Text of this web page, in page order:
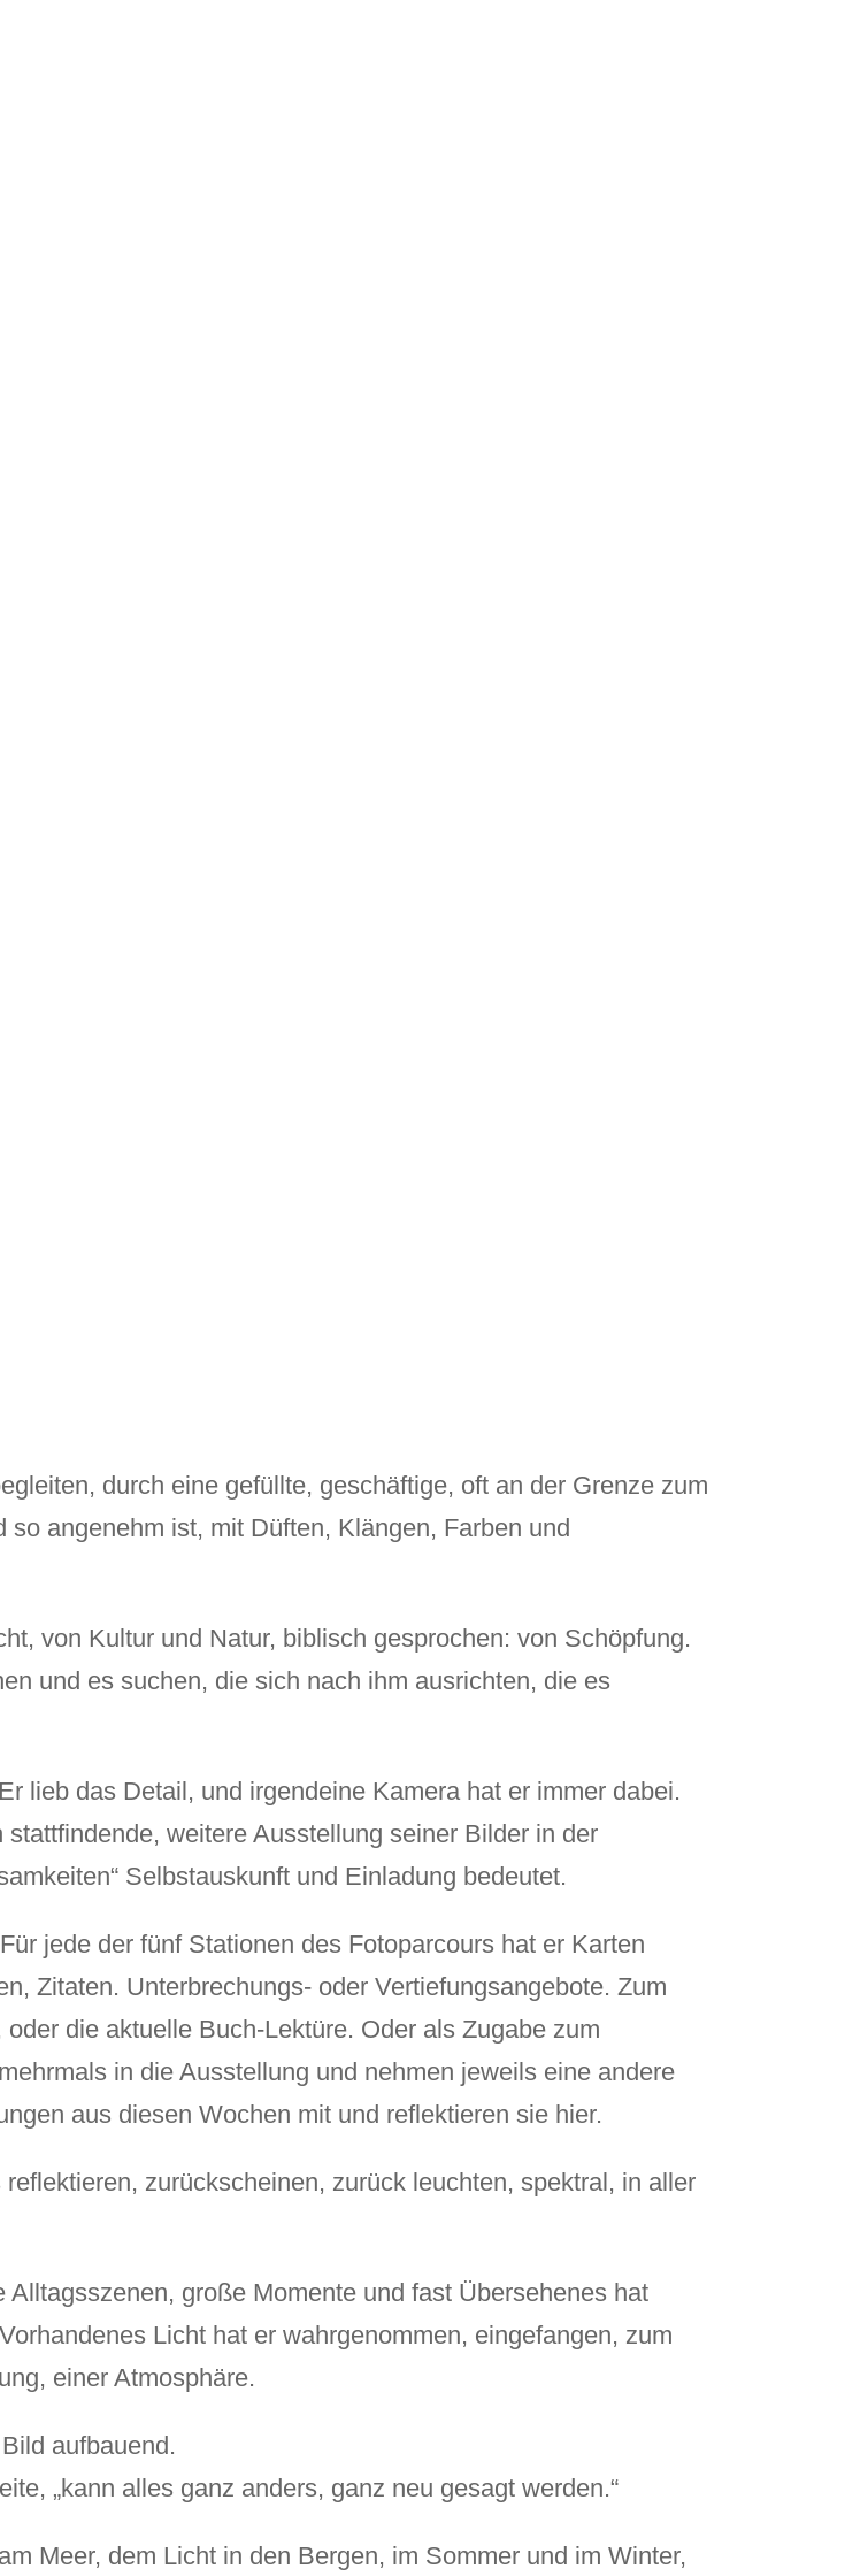
durch eine gefüllte, geschäftige, oft an der Grenze zum
angenehm ist, mit Düften, Klängen, Farben und
von Kultur und Natur, biblisch gesprochen: von Schöpfung.
und es suchen, die sich nach ihm ausrichten, die es
lieb das Detail, und irgendeine Kamera hat er immer dabei.
weitere Ausstellung seiner Bilder in der
Selbstauskunft und Einladung bedeutet.
jede der fünf Stationen des Fotoparcours hat er Karten
Zitaten. Unterbrechungs- oder Vertiefungsangebote. Zum
die aktuelle Buch-Lektüre. Oder als Zugabe zum
in die Ausstellung und nehmen jeweils eine andere
aus diesen Wochen mit und reflektieren sie hier.
zurückscheinen, zurück leuchten, spektral, in aller
Alltagsszenen, große Momente und fast Übersehenes hat
Licht hat er wahrgenommen, eingefangen, zum
einer Atmosphäre.
aufbauend.
„kann alles ganz anders, ganz neu gesagt werden.“
Meer, dem Licht in den Bergen, im Sommer und im Winter,